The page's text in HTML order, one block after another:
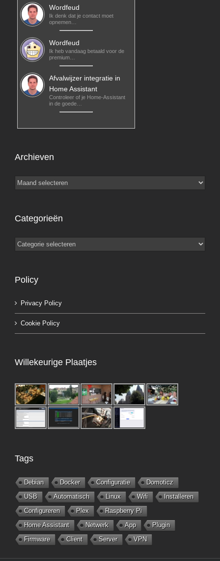
Wordfeud
Ik denk dat je contact moet
opnemen…
Wordfeud
Ik heb vandaag betaald voor de
premium…
Afvalwijzer integratie in
Home Assistant
Controleer of je Home-Assistant
in de goede…
Archieven
Archieven
Categorieën
Categorieën
Policy
Privacy Policy
Cookie Policy
Willekeurige Plaatjes
Tags
Debian Docker Configuratie
Domoticz
USB
Automatisch Linux Wifi
Installeren
Configureren
Plex
Raspberry Pi
Home Assistant
Netwerk App
Plugin
Firmware
Client Server VPN